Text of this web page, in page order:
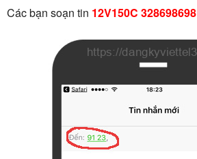
Các bạn soạn tin 12V150C 328698698